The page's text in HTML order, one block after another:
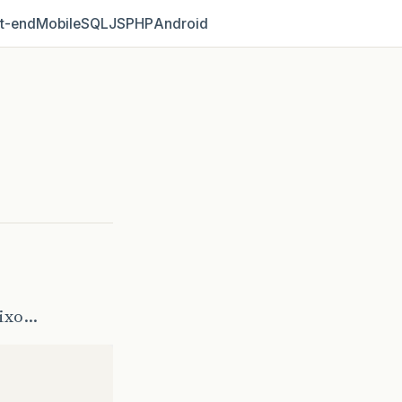
MobileSQLJSPHPAndroid